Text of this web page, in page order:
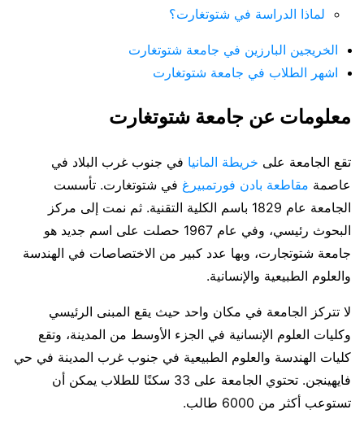
لماذا الدراسة في شتوتغارت؟
الخريجين البارزين في جامعة شتوتغارت
اشهر الطلاب في جامعة شتوتغارت
معلومات عن جامعة شتوتغارت
تقع الجامعة على خريطة المانيا في جنوب غرب البلاد في
عاصمة مقاطعة بادن فورتمبيرغ في شتوتغارت. تأسست
الجامعة عام 1829 باسم الكلية التقنية. ثم نمت إلى مركز
البحوث رئيسي، وفي عام 1967 حصلت على اسم جديد هو
جامعة شتوتجارت، وبها عدد كبير من الاختصاصات في الهندسة
والعلوم الطبيعية والإنسانية.
لا تتركز الجامعة في مكان واحد حيث يقع المبنى الرئيسي
وكليات العلوم الإنسانية في الجزء الأوسط من المدينة، وتقع
كليات الهندسة والعلوم الطبيعية في جنوب غرب المدينة في حي
فايهينجن. تحتوي الجامعة على 33 سكنًا للطلاب يمكن أن
تستوعب أكثر من 6000 طالب.